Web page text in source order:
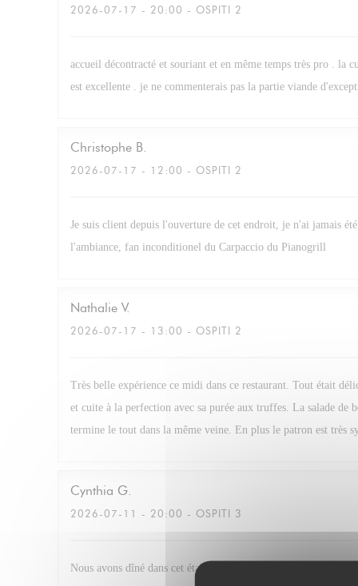
2026-07-17 - 20:00 - OSPITI 2
accueil décontracté et souriant et en même temps très pro . la
est excellente . je ne commenterais pas la partie viande
Christophe B
2026-07-17 - 12:00 - OSPITI 2
Je suis client depuis l'ouverture de cet endroit, je n'ai jamais
l'ambiance, fan inconditionel du Carpaccio du Pianogrill
Nathalie V
2026-07-17 - 13:00 - OSPITI 2
Très belle expérience ce midi dans ce restaurant. Tout était
et cuite à la perfection avec sa purée aux truffes. La salade de
termine le tout dans la même veine. En plus le patron est très
Cynthia G
2026-07-11 - 20:00 - OSPITI 3
Nous avons dîné dans cet établissement. Et nous avons